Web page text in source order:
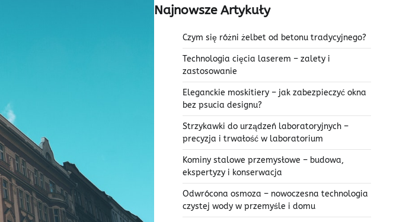
Najnowsze Artykuły
Czym się różni żelbet od betonu tradycyjnego?
Technologia cięcia laserem – zalety i
zastosowanie
Eleganckie moskitiery – jak zabezpieczyć okna
bez psucia designu?
Strzykawki do urządzeń laboratoryjnych –
precyzja i trwałość w laboratorium
Kominy stalowe przemysłowe – budowa,
ekspertyzy i konserwacja
Odwrócona osmoza – nowoczesna technologia
czystej wody w przemyśle i domu